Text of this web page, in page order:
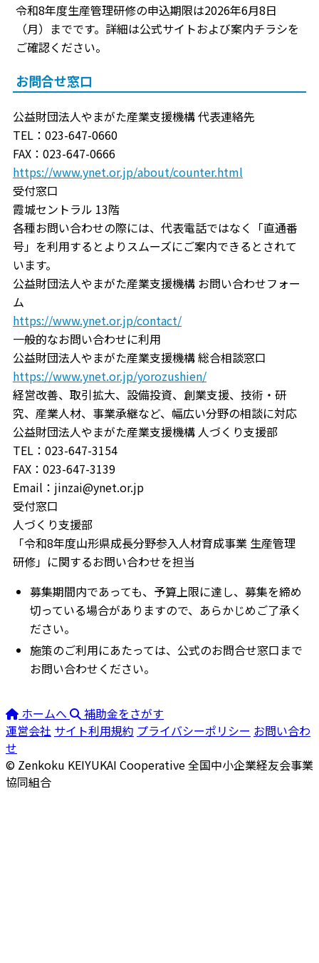
令和8年度生産管理研修の申込期限は2026年6月8日
（月）までです。詳細は公式サイトおよび案内チラシを
ご確認ください。
お問合せ窓口
公益財団法人やまがた産業支援機構 代表連絡先
TEL：023-647-0660
FAX：023-647-0666
https://www.ynet.or.jp/about/counter.html
受付窓口
霞城セントラル 13階
各種お問い合わせの際には、代表電話ではなく「直通番
号」を利用するとよりスムーズにご案内できるとされて
います。
公益財団法人やまがた産業支援機構 お問い合わせフォー
ム
https://www.ynet.or.jp/contact/
一般的なお問い合わせに利用
公益財団法人やまがた産業支援機構 総合相談窓口
https://www.ynet.or.jp/yorozushien/
経営改善、取引拡大、設備投資、創業支援、技術・研
究、産業人材、事業承継など、幅広い分野の相談に対応
公益財団法人やまがた産業支援機構 人づくり支援部
TEL：023-647-3154
FAX：023-647-3139
Email：jinzai@ynet.or.jp
受付窓口
人づくり支援部
「令和8年度山形県成長分野参入人材育成事業 生産管理
研修」に関するお問い合わせを担当
募集期間内であっても、予算上限に達し、募集を締め
切っている場合がありますので、あらかじめご了承く
ださい。
施策のご利用にあたっては、公式のお問合せ窓口まで
お問い合わせください。
ホームへ
補助金をさがす
運営会社 サイト利用規約 プライバシーポリシー お問い合わ
せ
© Zenkoku KEIYUKAI Cooperative全国中小企業経友会事業
協同組合